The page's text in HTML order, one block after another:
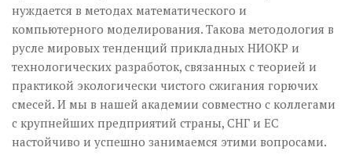
нуждается в методах математического и
компьютерного моделирования. Такова методология в
русле мировых тенденций прикладных НИОКР и
технологических разработок, связанных с теорией и
практикой экологически чистого сжигания горючих
смесей. И мы в нашей академии совместно с коллегами
с крупнейших предприятий страны, СНГ и ЕС
настойчиво и успешно занимаемся этими вопросами.